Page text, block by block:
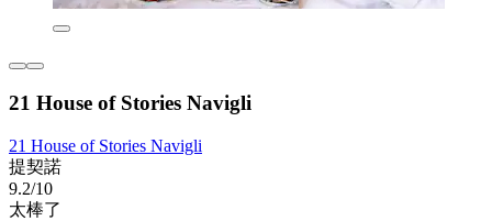
21 House of Stories Navigli
21 House of Stories Navigli
提契諾
9.2/10
太棒了